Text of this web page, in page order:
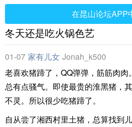
在昆山论坛APP
冬天还是吃火锅色艺
01-07 家有儿女 Jonah_k500
老喜欢猪蹄了，QQ弹弹，筋筋肉
总有点骚气。即使最贵的淮黑猪，
不灵。所以很少吃猪蹄了。
自从尝了湘西村里土猪，总算找到